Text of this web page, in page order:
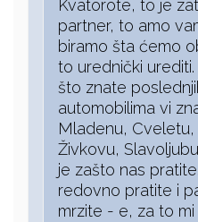
Kvatorote, to je
partner, to amo
biramo šta ćemo
to urednički
što znate
automobilima vi
Mladenu,
Živkovu,
je zašto nas
redovno pratite i
mrzite - e, za to mi